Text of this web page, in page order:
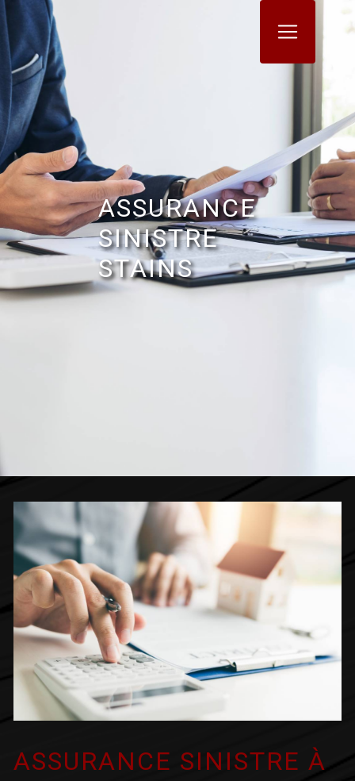
ASSURANCE
SINISTRE
STAINS
ASSURANCE SINISTRE À
Panneau de gestion des cookies